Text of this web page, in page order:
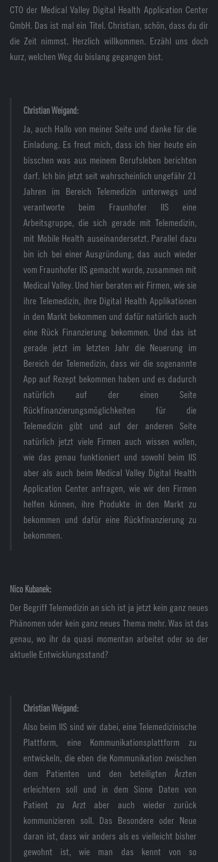
CTO der Medical Valley Digital Health Application Center
GmbH. Das ist mal ein Titel. Christian, schön, dass du dir
die Zeit nimmst. Herzlich willkommen. Erzähl uns doch
kurz, welchen Weg du bislang gegangen bist.
Christian Weigand:
Ja, auch Hallo von meiner Seite und danke für die
Einladung. Es freut mich, dass ich hier heute ein
bisschen was aus meinem Berufsleben berichten
darf. Ich bin jetzt seit wahrscheinlich ungefähr 21
Jahren im Bereich Telemedizin unterwegs und
verantworte beim Fraunhofer IIS eine
Arbeitsgruppe, die sich gerade mit Telemedizin,
mit Mobile Health auseinandersetzt. Parallel dazu
bin ich bei einer Ausgründung, das auch wieder
vom Fraunhofer IIS gemacht wurde, zusammen mit
Medical Valley. Und hier beraten wir Firmen, wie sie
ihre Telemedizin, ihre Digital Health Applikationen
in den Markt bekommen und dafür natürlich auch
eine Rück Finanzierung bekommen. Und das ist
gerade jetzt im letzten Jahr die Neuerung im
Bereich der Telemedizin, dass wir die sogenannte
App auf Rezept bekommen haben und es dadurch
natürlich auf der einen Seite
Rückfinanzierungsmöglichkeiten für die
Telemedizin gibt und auf der anderen Seite
natürlich jetzt viele Firmen auch wissen wollen,
wie das genau funktioniert und sowohl beim IIS
aber als auch beim Medical Valley Digital Health
Application Center anfragen, wie wir den Firmen
helfen können, ihre Produkte in den Markt zu
bekommen und dafür eine Rückfinanzierung zu
bekommen.
Nico Kubanek:
Der Begriff Telemedizin an sich ist ja jetzt kein ganz neues
Phänomen oder kein ganz neues Thema mehr. Was ist das
genau, wo ihr da quasi momentan arbeitet oder so der
aktuelle Entwicklungsstand?
Christian Weigand:
Also beim IIS sind wir dabei, eine Telemedizinische
Plattform, eine Kommunikationsplattform zu
entwickeln, die eben die Kommunikation zwischen
dem Patienten und den beteiligten Ärzten
erleichtern soll und in dem Sinne Daten von
Patient zu Arzt aber auch wieder zurück
kommunizieren soll. Das Besondere oder Neue
daran ist, dass wir anders als es vielleicht bisher
gewohnt ist, wie man das kennt von so